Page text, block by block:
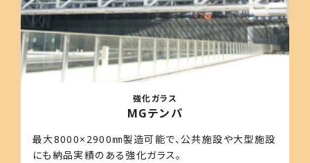
強化ガラス
MGテンパ
最大8000×2900㎜製造可能で、公共施設や大型施設
にも納品実績のある強化ガラス。